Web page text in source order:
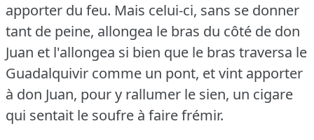
apporter du feu. Mais celui-ci, sans se donner
tant de peine, allongea le bras du côté de don
Juan et l'allongea si bien que le bras traversa le
Guadalquivir comme un pont, et vint apporter
à don Juan, pour y rallumer le sien, un cigare
qui sentait le soufre à faire frémir.